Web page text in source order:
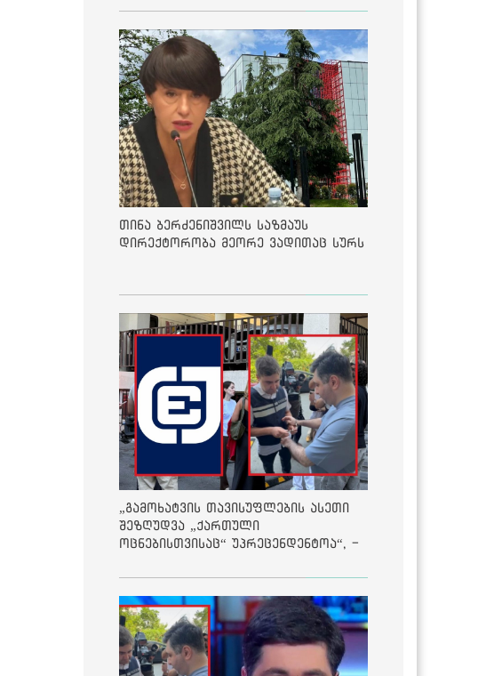
თინა ბერძენიშვილს საზმაუს
დირექტორობა მეორე ვადითაც სურს
„გამოხატვის თავისუფლების ასეთი
შეზღუდვა „ქართული
ოცნებისთვისაც“ უპრეცენდენტოა“, -